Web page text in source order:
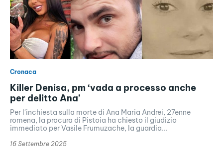
Cronaca
Killer Denisa, pm ‘vada a processo anche
per delitto Ana’
Per l'inchiesta sulla morte di Ana Maria Andrei, 27enne
romena, la procura di Pistoia ha chiesto il giudizio
immediato per Vasile Frumuzache, la guardia...
16 Settembre 2025